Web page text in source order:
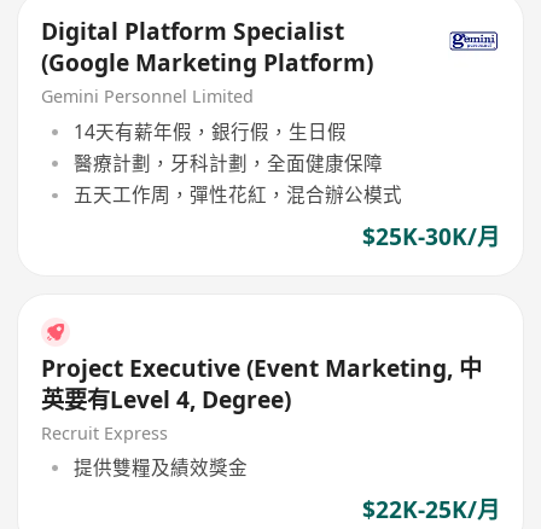
Digital Platform Specialist
(Google Marketing Platform)
Gemini Personnel Limited
14天有薪年假，銀行假，生日假
醫療計劃，牙科計劃，全面健康保障
五天工作周，彈性花紅，混合辦公模式
$25K-30K/月
Project Executive (Event Marketing, 中
英要有Level 4, Degree)
Recruit Express
提供雙糧及績效獎金
$22K-25K/月